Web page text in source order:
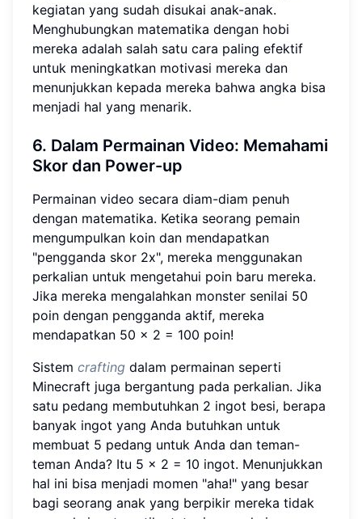
kegiatan yang sudah disukai anak-anak.
Menghubungkan matematika dengan hobi
mereka adalah salah satu cara paling efektif
untuk meningkatkan motivasi mereka dan
menunjukkan kepada mereka bahwa angka bisa
menjadi hal yang menarik.
6. Dalam Permainan Video: Memahami
Skor dan Power-up
Permainan video secara diam-diam penuh
dengan matematika. Ketika seorang pemain
mengumpulkan koin dan mendapatkan
"pengganda skor 2x", mereka menggunakan
perkalian untuk mengetahui poin baru mereka.
Jika mereka mengalahkan monster senilai 50
poin dengan pengganda aktif, mereka
mendapatkan 50 × 2 = 100 poin!
Sistem crafting dalam permainan seperti
Minecraft juga bergantung pada perkalian. Jika
satu pedang membutuhkan 2 ingot besi, berapa
banyak ingot yang Anda butuhkan untuk
membuat 5 pedang untuk Anda dan teman-
teman Anda? Itu 5 × 2 = 10 ingot. Menunjukkan
hal ini bisa menjadi momen "aha!" yang besar
bagi seorang anak yang berpikir mereka tidak